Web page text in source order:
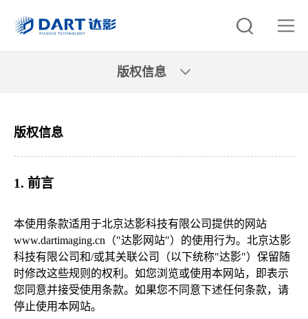
版权信息
版权信息
1. 前言
本使用条款适用于北京达影科技有限公司提供的网站
www.dartimaging.cn（"达影网站"）的使用行为。北京达影
科技有限公司和/或其关联公司（以下统称"达影"）保留随
时修改这些规则的权利。如您浏览或使用本网站，即表示
您同意并接受使用条款。如果您不同意下述任何条款，请
停止使用本网站。